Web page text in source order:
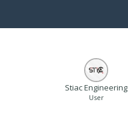
Stiac Engineering
User